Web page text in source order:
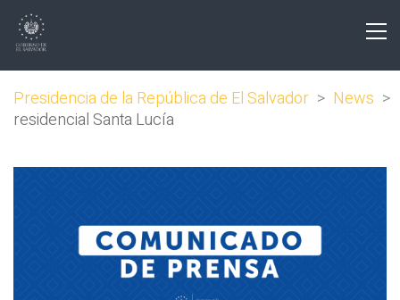
Presidencia de la República de El Salvador > News >
residencial Santa Lucía